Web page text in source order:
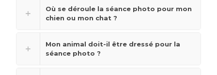
Où se déroule la séance photo pour mon
chien ou mon chat ?
Mon animal doit-il être dressé pour la
séance photo ?